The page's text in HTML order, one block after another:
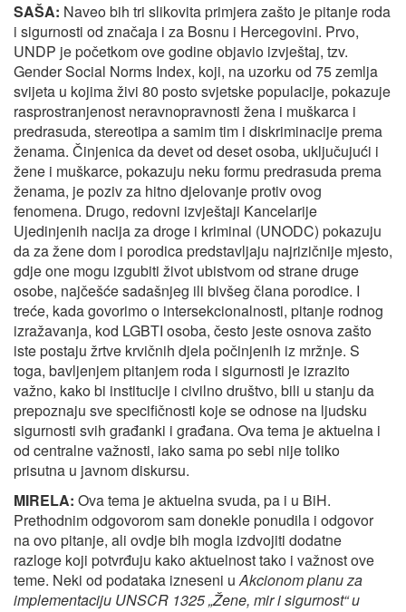
SAŠA: Naveo bih tri slikovita primjera zašto je pitanje roda
i sigurnosti od značaja i za Bosnu i Hercegovini. Prvo,
UNDP je početkom ove godine objavio izvještaj, tzv.
Gender Social Norms Index, koji, na uzorku od 75 zemlja
svijeta u kojima živi 80 posto svjetske populacije, pokazuje
rasprostranjenost neravnopravnosti žena i muškarca i
predrasuda, stereotipa a samim tim i diskriminacije prema
ženama. Činjenica da devet od deset osoba, uključujući i
žene i muškarce, pokazuju neku formu predrasuda prema
ženama, je poziv za hitno djelovanje protiv ovog
fenomena. Drugo, redovni izvještaji Kancelarije
Ujedinjenih nacija za droge i kriminal (UNODC) pokazuju
da za žene dom i porodica predstavljaju najrizičnije mjesto,
gdje one mogu izgubiti život ubistvom od strane druge
osobe, najčešće sadašnjeg ili bivšeg člana porodice. I
treće, kada govorimo o intersekcionalnosti, pitanje rodnog
izražavanja, kod LGBTI osoba, često jeste osnova zašto
iste postaju žrtve krvičnih djela počinjenih iz mržnje. S
toga, bavljenjem pitanjem roda i sigurnosti je izrazito
važno, kako bi institucije i civilno društvo, bili u stanju da
prepoznaju sve specifičnosti koje se odnose na ljudsku
sigurnosti svih građanki i građana. Ova tema je aktuelna i
od centralne važnosti, iako sama po sebi nije toliko
prisutna u javnom diskursu.
MIRELA: Ova tema je aktuelna svuda, pa i u BiH.
Prethodnim odgovorom sam donekle ponudila i odgovor
na ovo pitanje, ali ovdje bih mogla izdvojiti dodatne
razloge koji potvrđuju kako aktuelnost tako i važnost ove
teme. Neki od podataka izneseni uAkcionom planu za
implementaciju UNSCR 1325 „Žene, mir i sigurnost“ u